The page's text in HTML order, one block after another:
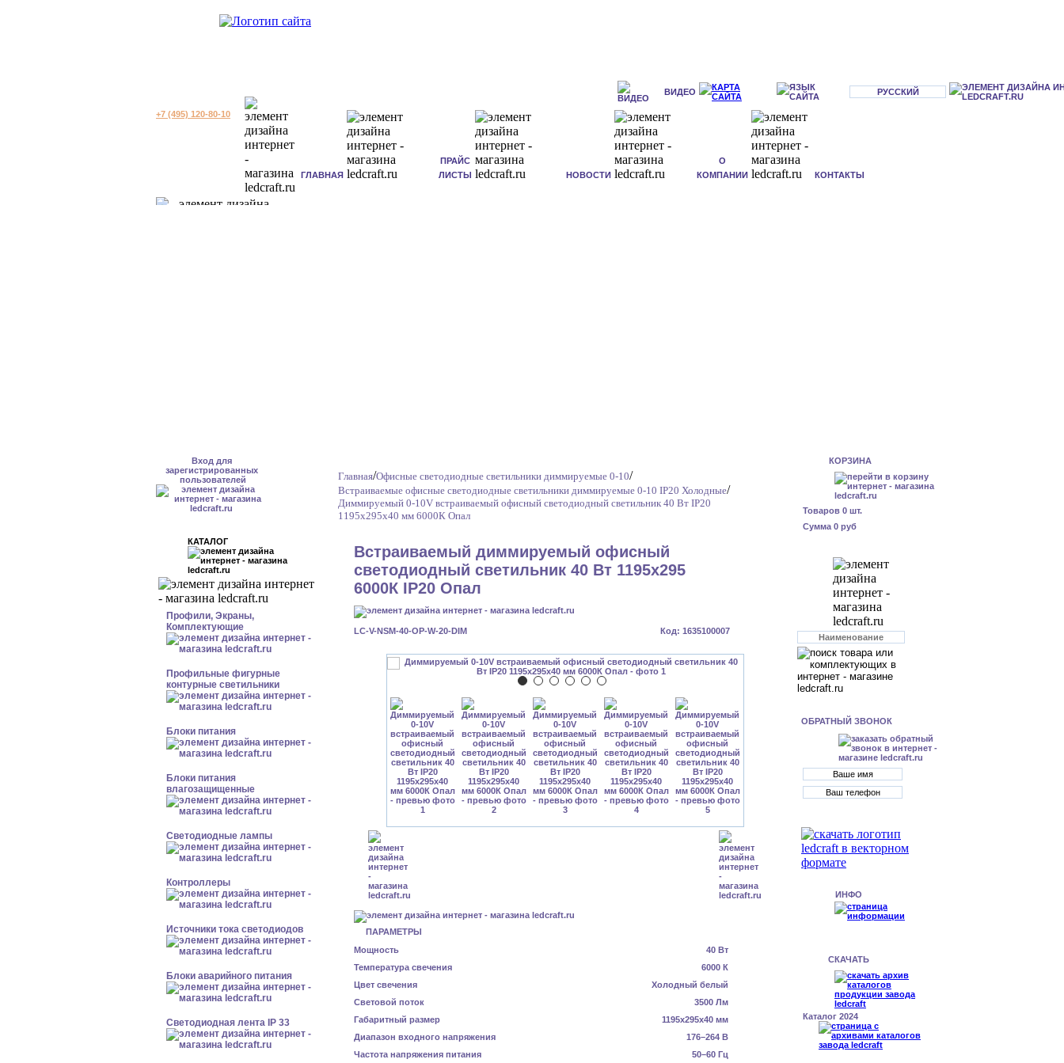
ВИДЕО РУССКИЙ
+7 (495) 120-80-10
ГЛАВНАЯ
ПРАЙС
ЛИСТЫ
НОВОСТИ
О
КОМПАНИИ
КОНТАКТЫ
Вход для
зарегистрированных
пользователей
КАТАЛОГ
Профили, Экраны,
Комплектующие
Профильные фигурные
контурные светильники
Блоки питания
Блоки питания
влагозащищенные
Светодиодные лампы
Контроллеры
Источники тока светодиодов
Блоки аварийного питания
Светодиодная лента IP 33
Главная/Офисные светодиодные светильники диммируемые 0-10/
Встраиваемые офисные светодиодные светильники диммируемые 0-10 IP20 Холодные/
Диммируемый 0-10V встраиваемый офисный светодиодный светильник 40 Вт IP20
1195x295x40 мм 6000К Опал
Встраиваемый диммируемый офисный
светодиодный светильник 40 Вт 1195x295
6000К IP20 Опал
Код: 1635100007
LC-V-NSM-40-OP-W-20-DIM
ПАРАМЕТРЫ
Мощность
40 Вт
Температура свечения
6000 К
Цвет свечения
Холодный белый
Световой поток
3500 Лм
Габаритный размер
1195x295x40 мм
Диапазон входного напряжения
176–264 В
Частота напряжения питания
50–60 Гц
КОРЗИНА
Товаров 0 шт.
Сумма 0 руб
ОБРАТНЫЙ ЗВОНОК
ИНФО
СКАЧАТЬ
Каталог 2024